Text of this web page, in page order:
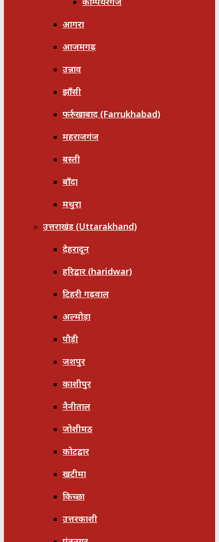
आगरा
आजमगढ़
उन्नाव
झाँसी
फर्रुखाबाद (Farrukhabad)
महराजगंज
बस्ती
बाँदा
मथुरा
उत्तराखंड (Uttarakhand)
देहरादून
हरिद्वार (haridwar)
टिहरी गढ़वाल
अल्मोड़ा
पौड़ी
जशपुर
काशीपुर
नैनीताल
जोशीमठ
कोटद्वार
खटीमा
किच्छा
उत्तरकाशी